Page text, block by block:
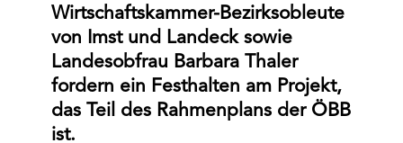
Wirtschaftskammer-Bezirksobleute
von Imst und Landeck sowie
Landesobfrau Barbara Thaler
fordern ein Festhalten am Projekt,
das Teil des Rahmenplans der ÖBB
ist.